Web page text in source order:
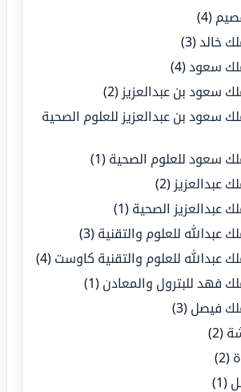
(4)
خالد(3)
سعود(4)
سعود بن عبدالعزيز (2)
سعود بن عبدالعزيز للعلوم الصحية
سعود للعلوم الصحية (1)
عبدالعزيز (2)
عبدالعزيز الصحية (1)
عبدالله للعلوم والتقنية (3)
عبدالله للعلوم والتقنية كاوست (4)
فهد للبترول والمعادن (1)
فيصل (3)
(2)
(2)
(1)